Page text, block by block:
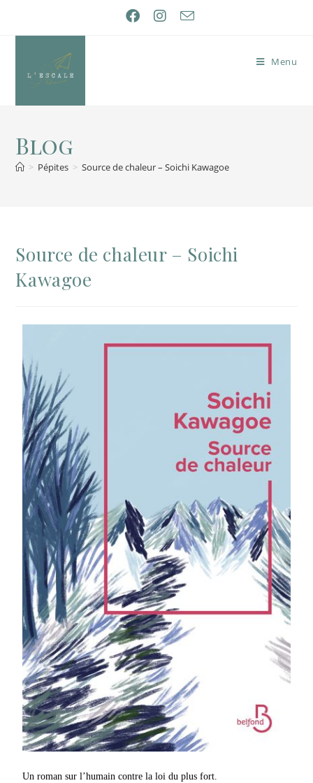
Menu
Blog
> Pépites > Source de chaleur – Soichi Kawagoe
Source de chaleur – Soichi
Kawagoe
Un roman sur l’humain contre la loi du plus fort.